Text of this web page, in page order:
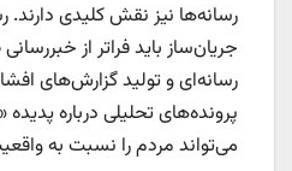
رسانه‌ها نیز نقش کلیدی
جریان‌ساز باید فراتر از
رسانه‌ای و تولید گزارش‌های
پرونده‌های تحلیلی درباره
می‌تواند مردم را نسبت به